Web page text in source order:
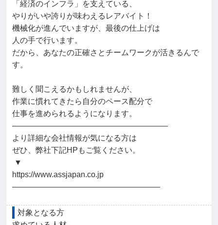
「経済のインフラ」を支えている、
やりがいや誇りが味わえるレアバイト！
機械化が進んでいますが、最後の仕上げは
人の手で行います。
だから、あなたの正確さとチームワークが活きるんで
す。
難しく聞こえるかもしれませんが、
作業に慣れてきたら自分のペース配分で
仕事を進められるようになります。
――――――――――――――――――――
より詳細な会社情報が気になる方は
ぜひ、弊社下記HPもご覧ください。
https://www.assjapan.co.jp
―――――――――――――――――――
対象となる方